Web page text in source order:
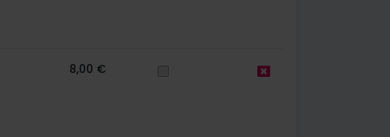
8,00 €